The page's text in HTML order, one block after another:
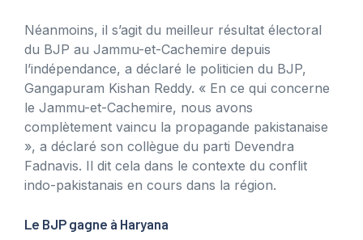
Néanmoins, il s’agit du meilleur résultat électoral
du BJP au Jammu-et-Cachemire depuis
l’indépendance, a déclaré le politicien du BJP,
Gangapuram Kishan Reddy. « En ce qui concerne
le Jammu-et-Cachemire, nous avons
complètement vaincu la propagande pakistanaise
», a déclaré son collègue du parti Devendra
Fadnavis. Il dit cela dans le contexte du conflit
indo-pakistanais en cours dans la région.
Le BJP gagne à Haryana